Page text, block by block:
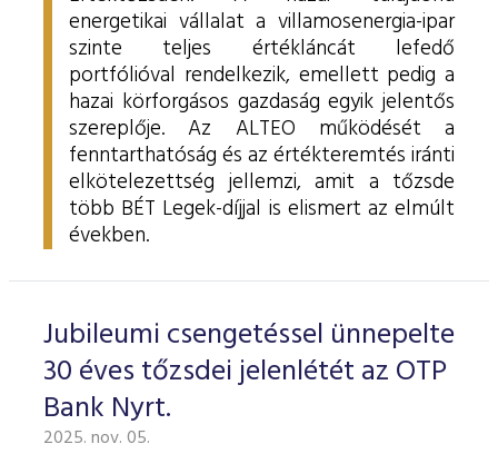
energetikai vállalat a villamosenergia-ipar
szinte teljes értékláncát lefedő
portfólióval rendelkezik, emellett pedig a
hazai körforgásos gazdaság egyik jelentős
szereplője. Az ALTEO működését a
fenntarthatóság és az értékteremtés iránti
elkötelezettség jellemzi, amit a tőzsde
több BÉT Legek-díjjal is elismert az elmúlt
években.
Jubileumi csengetéssel ünnepelte
30 éves tőzsdei jelenlétét az OTP
Bank Nyrt.
2025. nov. 05.